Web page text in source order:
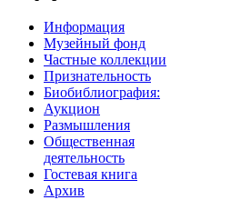
Информация
Музейный фонд
Частные коллекции
Признательность
Биобиблиография:
Аукцион
Размышления
Общественная
деятельность
Гостевая книга
Архив